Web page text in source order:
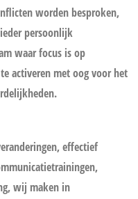
worden besproken,
persoonlijk
waar focus is op
activeren met oog voor het
effectief
wij maken in